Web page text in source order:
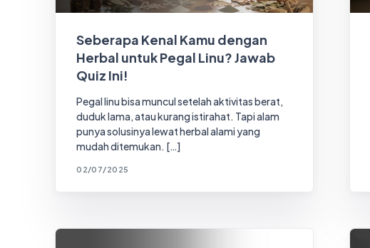
Seberapa Kenal Kamu dengan
Herbal untuk Pegal Linu? Jawab
Quiz Ini!
Pegal linu bisa muncul setelah aktivitas berat,
duduk lama, atau kurang istirahat. Tapi alam
punya solusinya lewat herbal alami yang
mudah ditemukan. […]
02/07/2025